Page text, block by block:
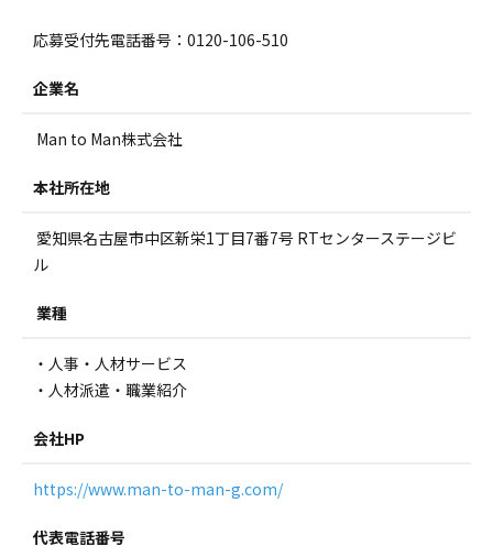
応募受付先電話番号：0120-106-510
企業名
Man to Man株式会社
本社所在地
愛知県名古屋市中区新栄1丁目7番7号 RTセンターステージビ
ル
業種
・人事・人材サービス
・人材派遣・職業紹介
会社HP
https://www.man-to-man-g.com/
代表電話番号